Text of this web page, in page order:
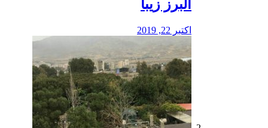
البرز زیبا
اکتبر 22, 2019